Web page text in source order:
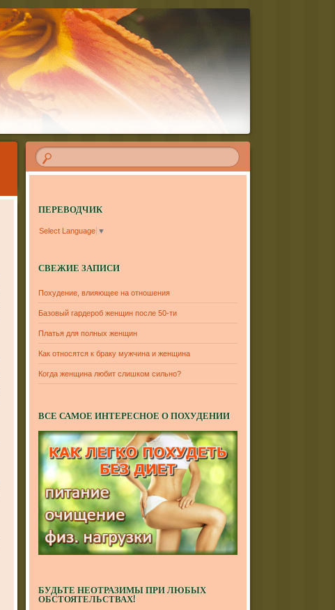
ПЕРЕВОДЧИК
Select Language ▼
СВЕЖИЕ ЗАПИСИ
Похудение, влияющее на отношения
Базовый гардероб женщин после 50-ти
Платья для полных женщин
Как относятся к браку мужчина и женщина
Когда женщина любит слишком сильно?
ВСЕ САМОЕ ИНТЕРЕСНОЕ О ПОХУДЕНИИ
БУДЬТЕ НЕОТРАЗИМЫ ПРИ ЛЮБЫХ
ОБСТОЯТЕЛЬСТВАХ!